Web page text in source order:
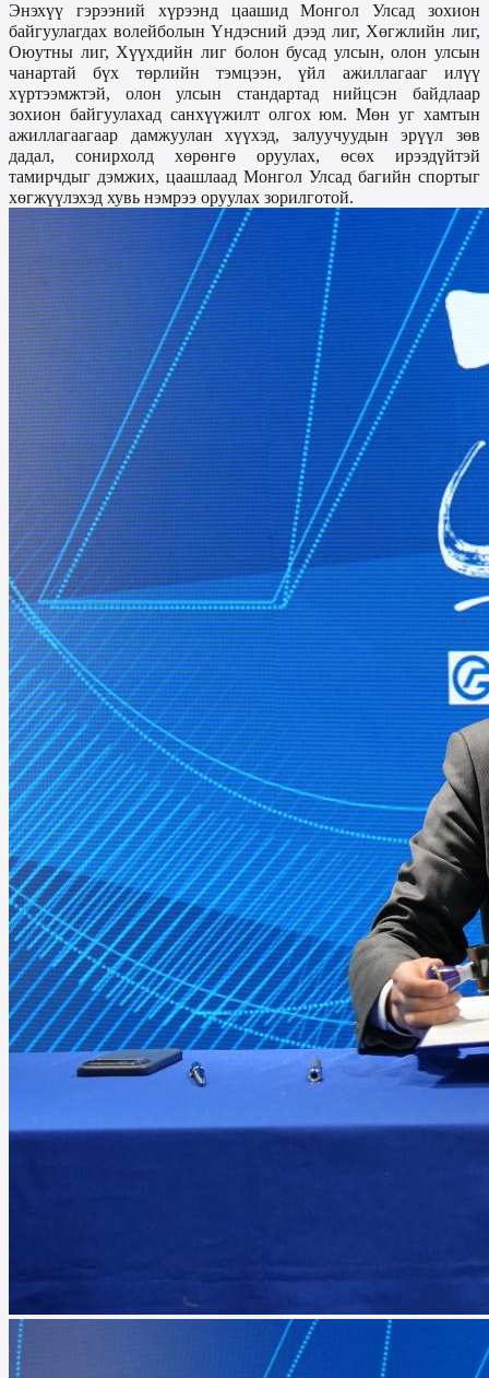
Энэхүү гэрээний хүрээнд цаашид Монгол Улсад зохион
байгуулагдах волейболын Үндэсний дээд лиг, Хөгжлийн лиг,
Оюутны лиг, Хүүхдийн лиг болон бусад улсын, олон улсын
чанартай бүх төрлийн тэмцээн, үйл ажиллагааг илүү
хүртээмжтэй, олон улсын стандартад нийцсэн байдлаар
зохион байгуулахад санхүүжилт олгох юм. Мөн уг хамтын
ажиллагаагаар дамжуулан хүүхэд, залуучуудын эрүүл зөв
дадал, сонирхолд хөрөнгө оруулах, өсөх ирээдүйтэй
тамирчдыг дэмжих, цаашлаад Монгол Улсад багийн спортыг
хөгжүүлэхэд хувь нэмрээ оруулах зорилготой.